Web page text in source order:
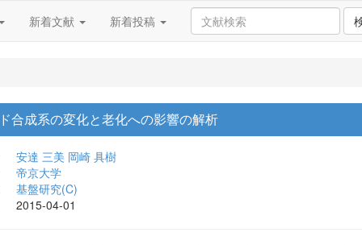
新着文献 新着投稿
合成系の変化と老化への影響の解析
安達 三美 岡崎 具樹
帝京大学
基盤研究(C)
2015-04-01